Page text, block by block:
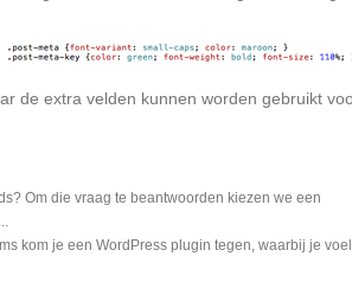
de extra velden kunnen worden gebruikt
Om die vraag te beantwoorden kiezen we een
kom je een WordPress plugin tegen, waarbij je